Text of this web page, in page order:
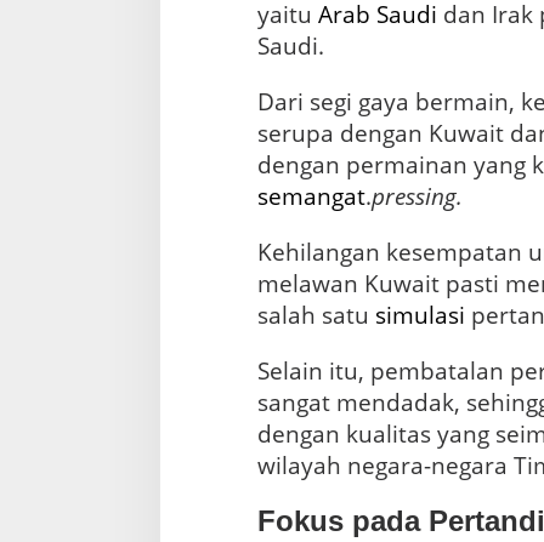
yaitu Arab Saudi dan Irak
Saudi.
Dari segi gaya bermain,
serupa dengan Kuwait
semangat.pressing.
Kehilangan kesempatan
melawan Kuwait pasti
salah satu simulasi
Selain itu, pembatalan
sangat mendadak,
dengan kualitas yang
wilayah negara-negara
Fokus pada